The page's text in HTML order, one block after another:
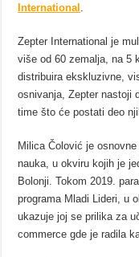
International
Zepter International je
više od 60 zemalja, na 5
distribuira ekskluzivne,
osnivanja, Zepter nastoji
time što će postati deo
Milica Čolović je
nauka, u okviru kojih je
Bolonji. Tokom 2019.
programa Mladi Lideri, u
ukazuje joj se prilika za
commerce gde je radila